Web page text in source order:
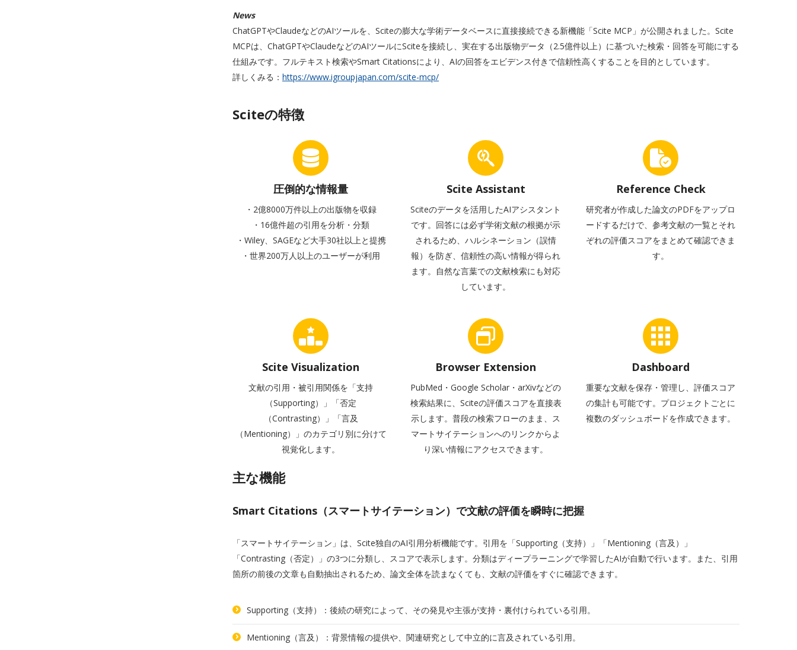
News
ChatGPTやClaudeなどのAIツールを、Sciteの膨大な学術データベースに直接接続できる新機能「Scite MCP」が公開されました。Scite
MCPは、ChatGPTやClaudeなどのAIツールにSciteを接続し、実在する出版物データ（2.5億件以上）に基づいた検索・回答を可能にする
仕組みです。フルテキスト検索やSmart Citationsにより、AIの回答をエビデンス付きで信頼性高くすることを目的としています。
詳しくみる： https://www.igroupjapan.com/scite-mcp/
Sciteの特徴
圧倒的な情報量
・2億8000万件以上の出版物を収録
・16億件超の引用を分析・分類
・Wiley、SAGEなど大手30社以上と提携
・世界200万人以上のユーザーが利用
Scite Assistant
Sciteのデータを活用したAIアシスタント
です。回答には必ず学術文献の根拠が示
されるため、ハルシネーション（誤情
報）を防ぎ、信頼性の高い情報が得られ
ます。自然な言葉での文献検索にも対応
しています。
Reference Check
研究者が作成した論文のPDFをアップロ
ードするだけで、参考文献の一覧とそれ
ぞれの評価スコアをまとめて確認できま
す。
Scite Visualization
文献の引用・被引用関係を「支持
（Supporting）」「否定
（Contrasting）」「言及
（Mentioning）」のカテゴリ別に分けて
視覚化します。
Browser Extension
PubMed・Google Scholar・arXivなどの
検索結果に、Sciteの評価スコアを直接表
示します。普段の検索フローのまま、ス
マートサイテーションへのリンクからよ
り深い情報にアクセスできます。
Dashboard
重要な文献を保存・管理し、評価スコア
の集計も可能です。プロジェクトごとに
複数のダッシュボードを作成できます。
主な機能
Smart Citations（スマートサイテーション）で文献の評価を瞬時に把握
「スマートサイテーション」は、Scite独自のAI引用分析機能です。引用を「Supporting（支持）」「Mentioning（言及）」
「Contrasting（否定）」の3つに分類し、スコアで表示します。分類はディープラーニングで学習したAIが自動で行います。また、引用
箇所の前後の文章も自動抽出されるため、論文全体を読まなくても、文献の評価をすぐに確認できます。
Supporting（支持）：後続の研究によって、その発見や主張が支持・裏付けられている引用。
Mentioning（言及）：背景情報の提供や、関連研究として中立的に言及されている引用。